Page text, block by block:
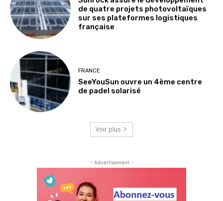
de quatre projets photovoltaïques
sur ses plateformes logistiques
française
FRANCE
SeeYouSun ouvre un 4ème centre
de padel solarisé
Voir plus
- Advertisement -